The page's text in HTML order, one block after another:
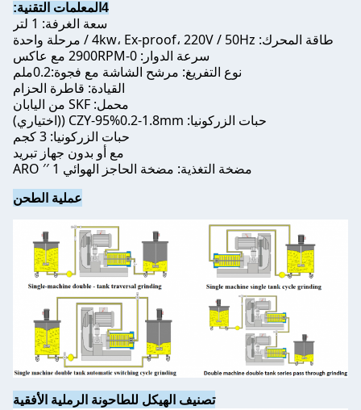
4المعلمات التقنية:
سعة الغرفة: 1 لتر
طاقة المحرك: 4kw، Ex-proof، 220V / 50Hz / مرحلة واحدة
سرعة الدوار: 0-2900RPM مع عاكس
نوع التفريغ: مرشح الشاشة مع فجوة:0.2ملم
القيادة: قاطرة الحزام
محمل: SKF من اليابان
حبات الزركونيا: CZY-95%0.2-1.8mm ((اختياري)
حبات الزركونيا: 3 كجم
مع أو بدون جهاز تبريد
مضخة التغذية: مضخة الحاجز الهوائي 1 ′′ ARO
عملية الطحن
تصنيف الهيكل للطاحونة الرملية الأفقية